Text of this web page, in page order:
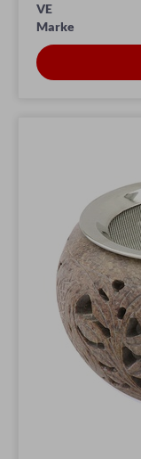
VE
Marke